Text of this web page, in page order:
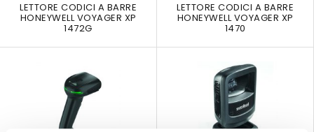
LETTORE CODICI A BARRE
HONEYWELL VOYAGER XP
1472G
LETTORE CODICI A BARRE
HONEYWELL VOYAGER XP
1470